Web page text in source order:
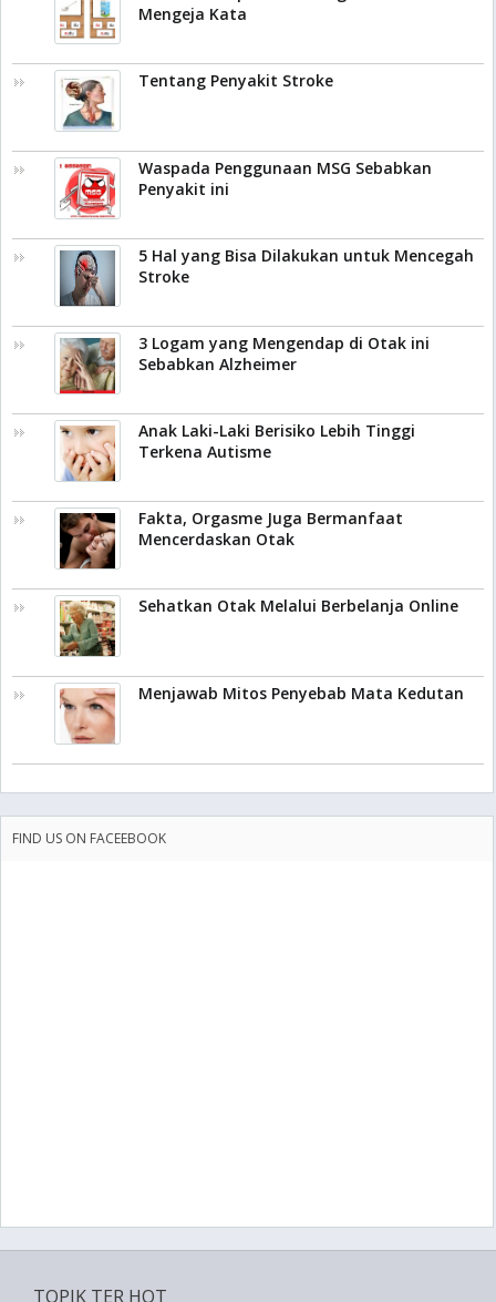
Mengeja Kata
Tentang Penyakit Stroke
Waspada Penggunaan MSG Sebabkan
Penyakit ini
5 Hal yang Bisa Dilakukan untuk Mencegah
Stroke
3 Logam yang Mengendap di Otak ini
Sebabkan Alzheimer
Anak Laki-Laki Berisiko Lebih Tinggi
Terkena Autisme
Fakta, Orgasme Juga Bermanfaat
Mencerdaskan Otak
Sehatkan Otak Melalui Berbelanja Online
Menjawab Mitos Penyebab Mata Kedutan
FIND US ON FACEEBOOK
TOPIK TER HOT